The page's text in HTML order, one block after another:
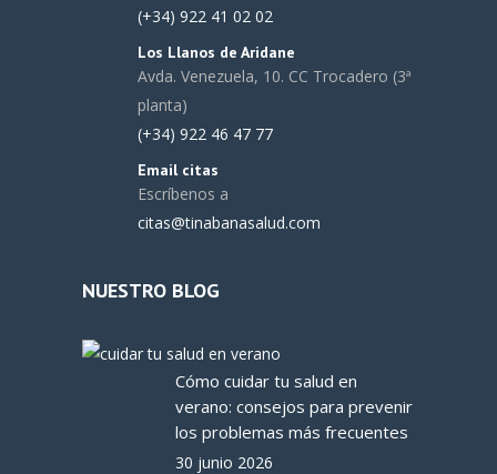
(+34) 922 41 02 02
Los Llanos de Aridane
Avda. Venezuela, 10. CC Trocadero (3ª
planta)
(+34) 922 46 47 77
Email citas
Escríbenos a
citas@tinabanasalud.com
NUESTRO BLOG
Cómo cuidar tu salud en
verano: consejos para prevenir
los problemas más frecuentes
30 junio 2026